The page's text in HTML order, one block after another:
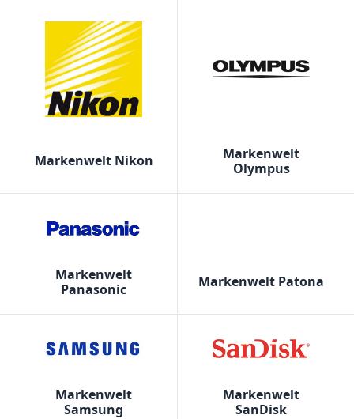
Markenwelt Nikon
Markenwelt
Olympus
Markenwelt
Panasonic
Markenwelt Patona
Markenwelt
Samsung
Markenwelt
SanDisk